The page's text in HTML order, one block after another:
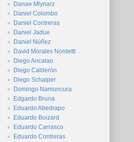
Danae Mlynarz
Daniel Colombo
Daniel Contreras
Daniel Jadue
Daniel Núñez
David Morales Nordetti
Diego Ancalao
Diego Calderón
Diego Schalper
Domingo Namuncura
Edgardo Bruna
Eduardo Abedrapo
Eduardo Boizard
Eduardo Carrasco
Eduardo Contreras